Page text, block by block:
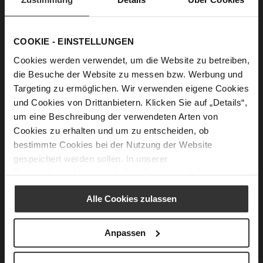
COOKIE - EINSTELLUNGEN
Cookies werden verwendet, um die Website zu betreiben,
die Besuche der Website zu messen bzw. Werbung und
Targeting zu ermöglichen. Wir verwenden eigene Cookies
und Cookies von Drittanbietern. Klicken Sie auf „Details“,
um eine Beschreibung der verwendeten Arten von
Cookies zu erhalten und um zu entscheiden, ob
bestimmte Cookies bei der Nutzung der Website
gespeichert werden sollen. In unserer
Alle Cookies zulassen
Anpassen
Anmelden
Passwort vergessen?
Neue Kunden
Ein Konto zu erstellen hat viele Vorteile: schneller zur Kasse
gehen, mehr als eine Adresse speichern, Bestellungen